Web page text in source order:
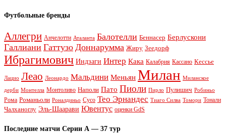
Футбольные бренды
Аллегри Анчелотти Аталанта Балотелли Беннасер Берлускони
Галлиани Гаттузо Доннарумма Жиру Зеедорф
Ибрагимович Индзаги Интер Кака Калабрия Кассано Кессье
Лацио Леао Леонардо Мальдини Меньян Милан Миланское
дерби Монтелла Монтоливо Наполи Пато Пиоли Пирло Пулишич Робиньо
Рома Романьоли Роналдиньо Сусо Тео Эрнандес Тиаго Силва Томори Тонали
Чалханоглу Эль-Шаарави Ювентус оценки GdS
Последние матчи Серии А — 37 тур